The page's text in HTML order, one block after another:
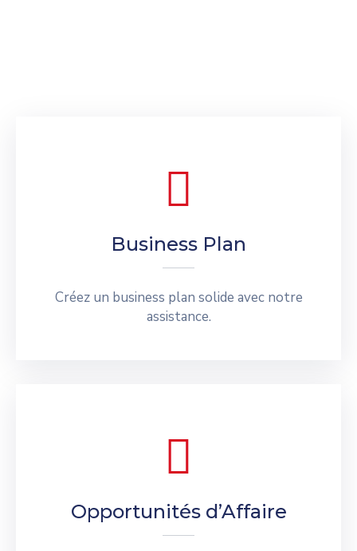
Business Plan
Créez un business plan solide avec notre
assistance.
Opportunités d’Affaire